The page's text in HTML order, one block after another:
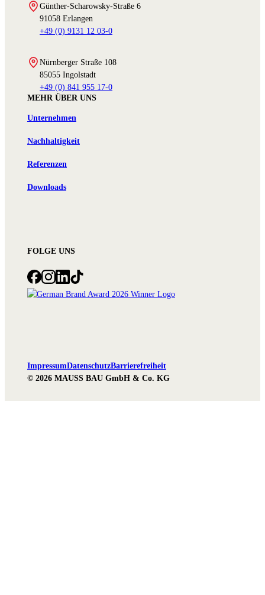
Günther-Scharowsky-Straße 6
91058 Erlangen
+49 (0) 9131 12 03-0
Nürnberger Straße 108
85055 Ingolstadt
+49 (0) 841 955 17-0
MEHR ÜBER UNS
Unternehmen
Nachhaltigkeit
Referenzen
Downloads
FOLGE UNS
ImpressumDatenschutzBarrierefreiheit
© 2026 MAUSS BAU GmbH & Co. KG